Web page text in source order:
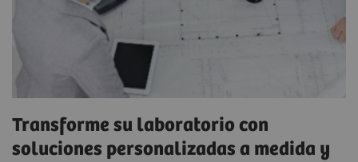
Transforme su laboratorio con
soluciones personalizadas a medida y